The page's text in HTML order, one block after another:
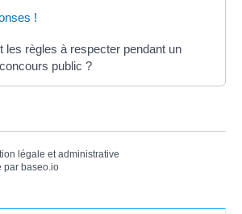
!
les règles à respecter pendant un
public ?
légale et administrative
par baseo.io